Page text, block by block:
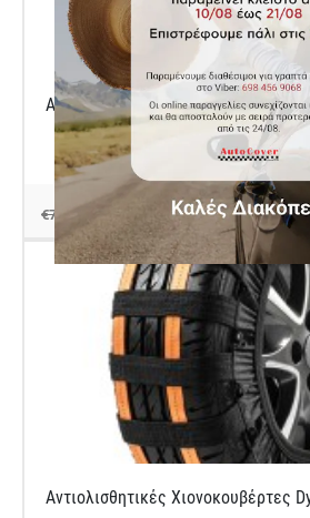
Αντιολισθητικές Χιονοκουβέρτες
Κωδικός Autocover
€79.00 €70.00
Αντιολισθητικές Χιονοκουβέρτες